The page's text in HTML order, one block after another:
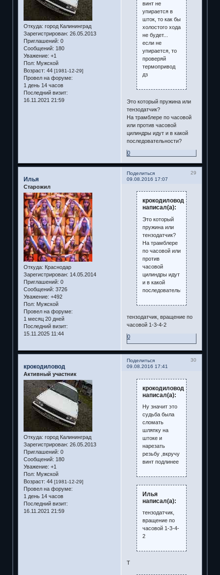
Откуда: город Калининград
Зарегистрирован: 26.05.2013
Приглашений: 0
Сообщений: 180
Уважение: +1
Пол: Мужской
Возраст: 44 [1981-12-29]
Провел на форуме:
1 день 14 часов
Последний визит:
16.11.2021 21:59
винт не
упирается в
шток, то как бы
холостого хода
не будет...
если не
упирается, то
проверяй
термопривод
дз
Это который пружина или
тензодатчик?
На трамблере по часовой
или против часовой
цилиндры идут и в какой
последовательности?
0
Поделиться
29
09.08.2016 17:07
Илья
Старожил
Откуда: Краснодар
Зарегистрирован: 14.05.2014
Приглашений: 0
Сообщений: 3726
Уважение: +492
Пол: Мужской
Провел на форуме:
1 месяц 20 дней
Последний визит:
15.11.2025 11:44
крокодиловод
написал(а):
Это который
пружина или
тензодатчик?
На трамблере
по часовой или
против
часовой
цилиндры идут
и в какой
последовательности?
тензодатчик, вращение по
часовой 1-3-4-2
0
Поделиться
30
09.08.2016 17:41
крокодиловод
Активный участник
Откуда: город Калининград
Зарегистрирован: 26.05.2013
Приглашений: 0
Сообщений: 180
Уважение: +1
Пол: Мужской
Возраст: 44 [1981-12-29]
Провел на форуме:
1 день 14 часов
Последний визит:
16.11.2021 21:59
крокодиловод
написал(а):
Ну значит это
судьба была
сломать
шляпку на
штоке и
нарезать
резьбу ,вкручу
винт подлинее
Илья
написал(а):
тензодатчик,
вращение по
часовой 1-3-4-
2
Т